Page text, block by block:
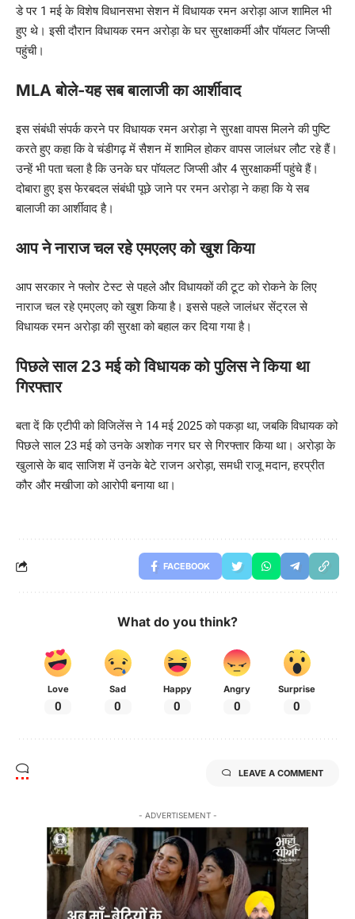
डे पर 1 मई के विशेष विधानसभा सेशन में विधायक रमन अरोड़ा आज शामिल भी
हुए थे। इसी दौरान विधायक रमन अरोड़ा के घर सुरक्षाकर्मी और पॉयलट जिप्सी
पहुंची।
MLA बोले-यह सब बालाजी का आर्शीवाद
इस संबंधी संपर्क करने पर विधायक रमन अरोड़ा ने सुरक्षा वापस मिलने की पुष्टि
करते हुए कहा कि वे चंडीगढ़ में सैशन में शामिल होकर वापस जालंधर लौट रहे हैं।
उन्हें भी पता चला है कि उनके घर पॉयलट जिप्सी और 4 सुरक्षाकर्मी पहुंचे हैं।
दोबारा हुए इस फेरबदल संबंधी पूछे जाने पर रमन अरोड़ा ने कहा कि ये सब
बालाजी का आर्शीवाद है।
आप ने नाराज चल रहे एमएलए को खुश किया
आप सरकार ने फ्लोर टेस्ट से पहले और विधायकों की टूट को रोकने के लिए
नाराज चल रहे एमएलए को खुश किया है। इससे पहले जालंधर सेंट्रल से
विधायक रमन अरोड़ा की सुरक्षा को बहाल कर दिया गया है।
पिछले साल 23 मई को विधायक को पुलिस ने किया था
गिरफ्तार
बता दें कि एटीपी को विजिलेंस ने 14 मई 2025 को पकड़ा था, जबकि विधायक को
पिछले साल 23 मई को उनके अशोक नगर घर से गिरफ्तार किया था। अरोड़ा के
खुलासे के बाद साजिश में उनके बेटे राजन अरोड़ा, समधी राजू मदान, हरप्रीत
कौर और मखीजा को आरोपी बनाया था।
FACEBOOK
What do you think?
Love
0
Sad
0
Happy
0
Angry
0
Surprise
0
LEAVE A COMMENT
- ADVERTISEMENT -